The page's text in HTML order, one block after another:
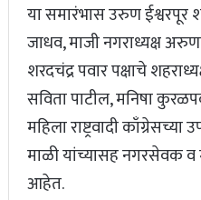
या समारंभास उरुण ईश्वरपूर
जाधव, माजी नगराध्यक्ष
शरदचंद्र पवार पक्षाचे
सविता पाटील, मनिषा
महिला राष्ट्रवादी काँग्रेसच्या
माळी यांच्यासह नगरसेवक व
आहेत.